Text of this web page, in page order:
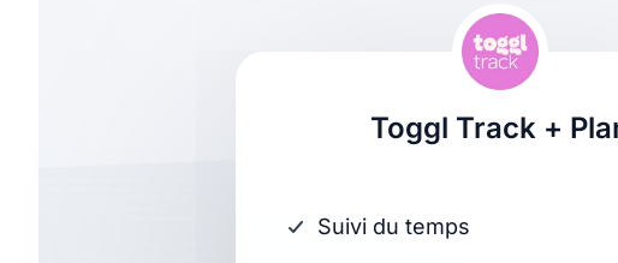
Toggl Track +
Suivi du temps